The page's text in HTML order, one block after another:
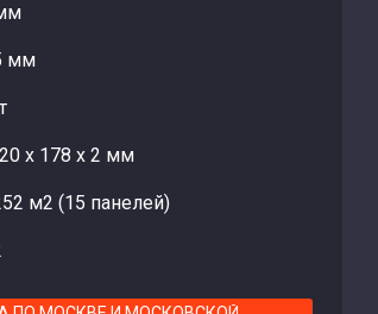
мм
х 178 х 2 мм
м2 (15 панелей)